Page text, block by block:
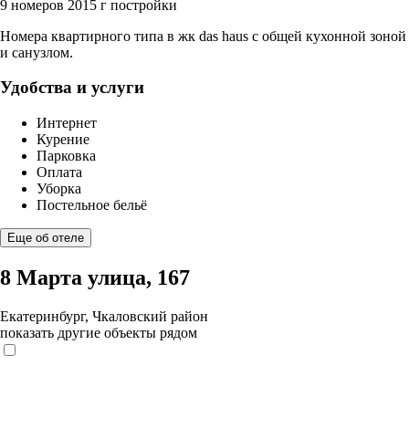
9 номеров 2015 г постройки
Номера квартирного типа в жк das haus с общей кухонной зоной
и санузлом.
Удобства и услуги
Интернет
Курение
Парковка
Оплата
Уборка
Постельное бельё
Еще об отеле
8 Марта улица, 167
Екатеринбург, Чкаловский район
показать другие объекты рядом